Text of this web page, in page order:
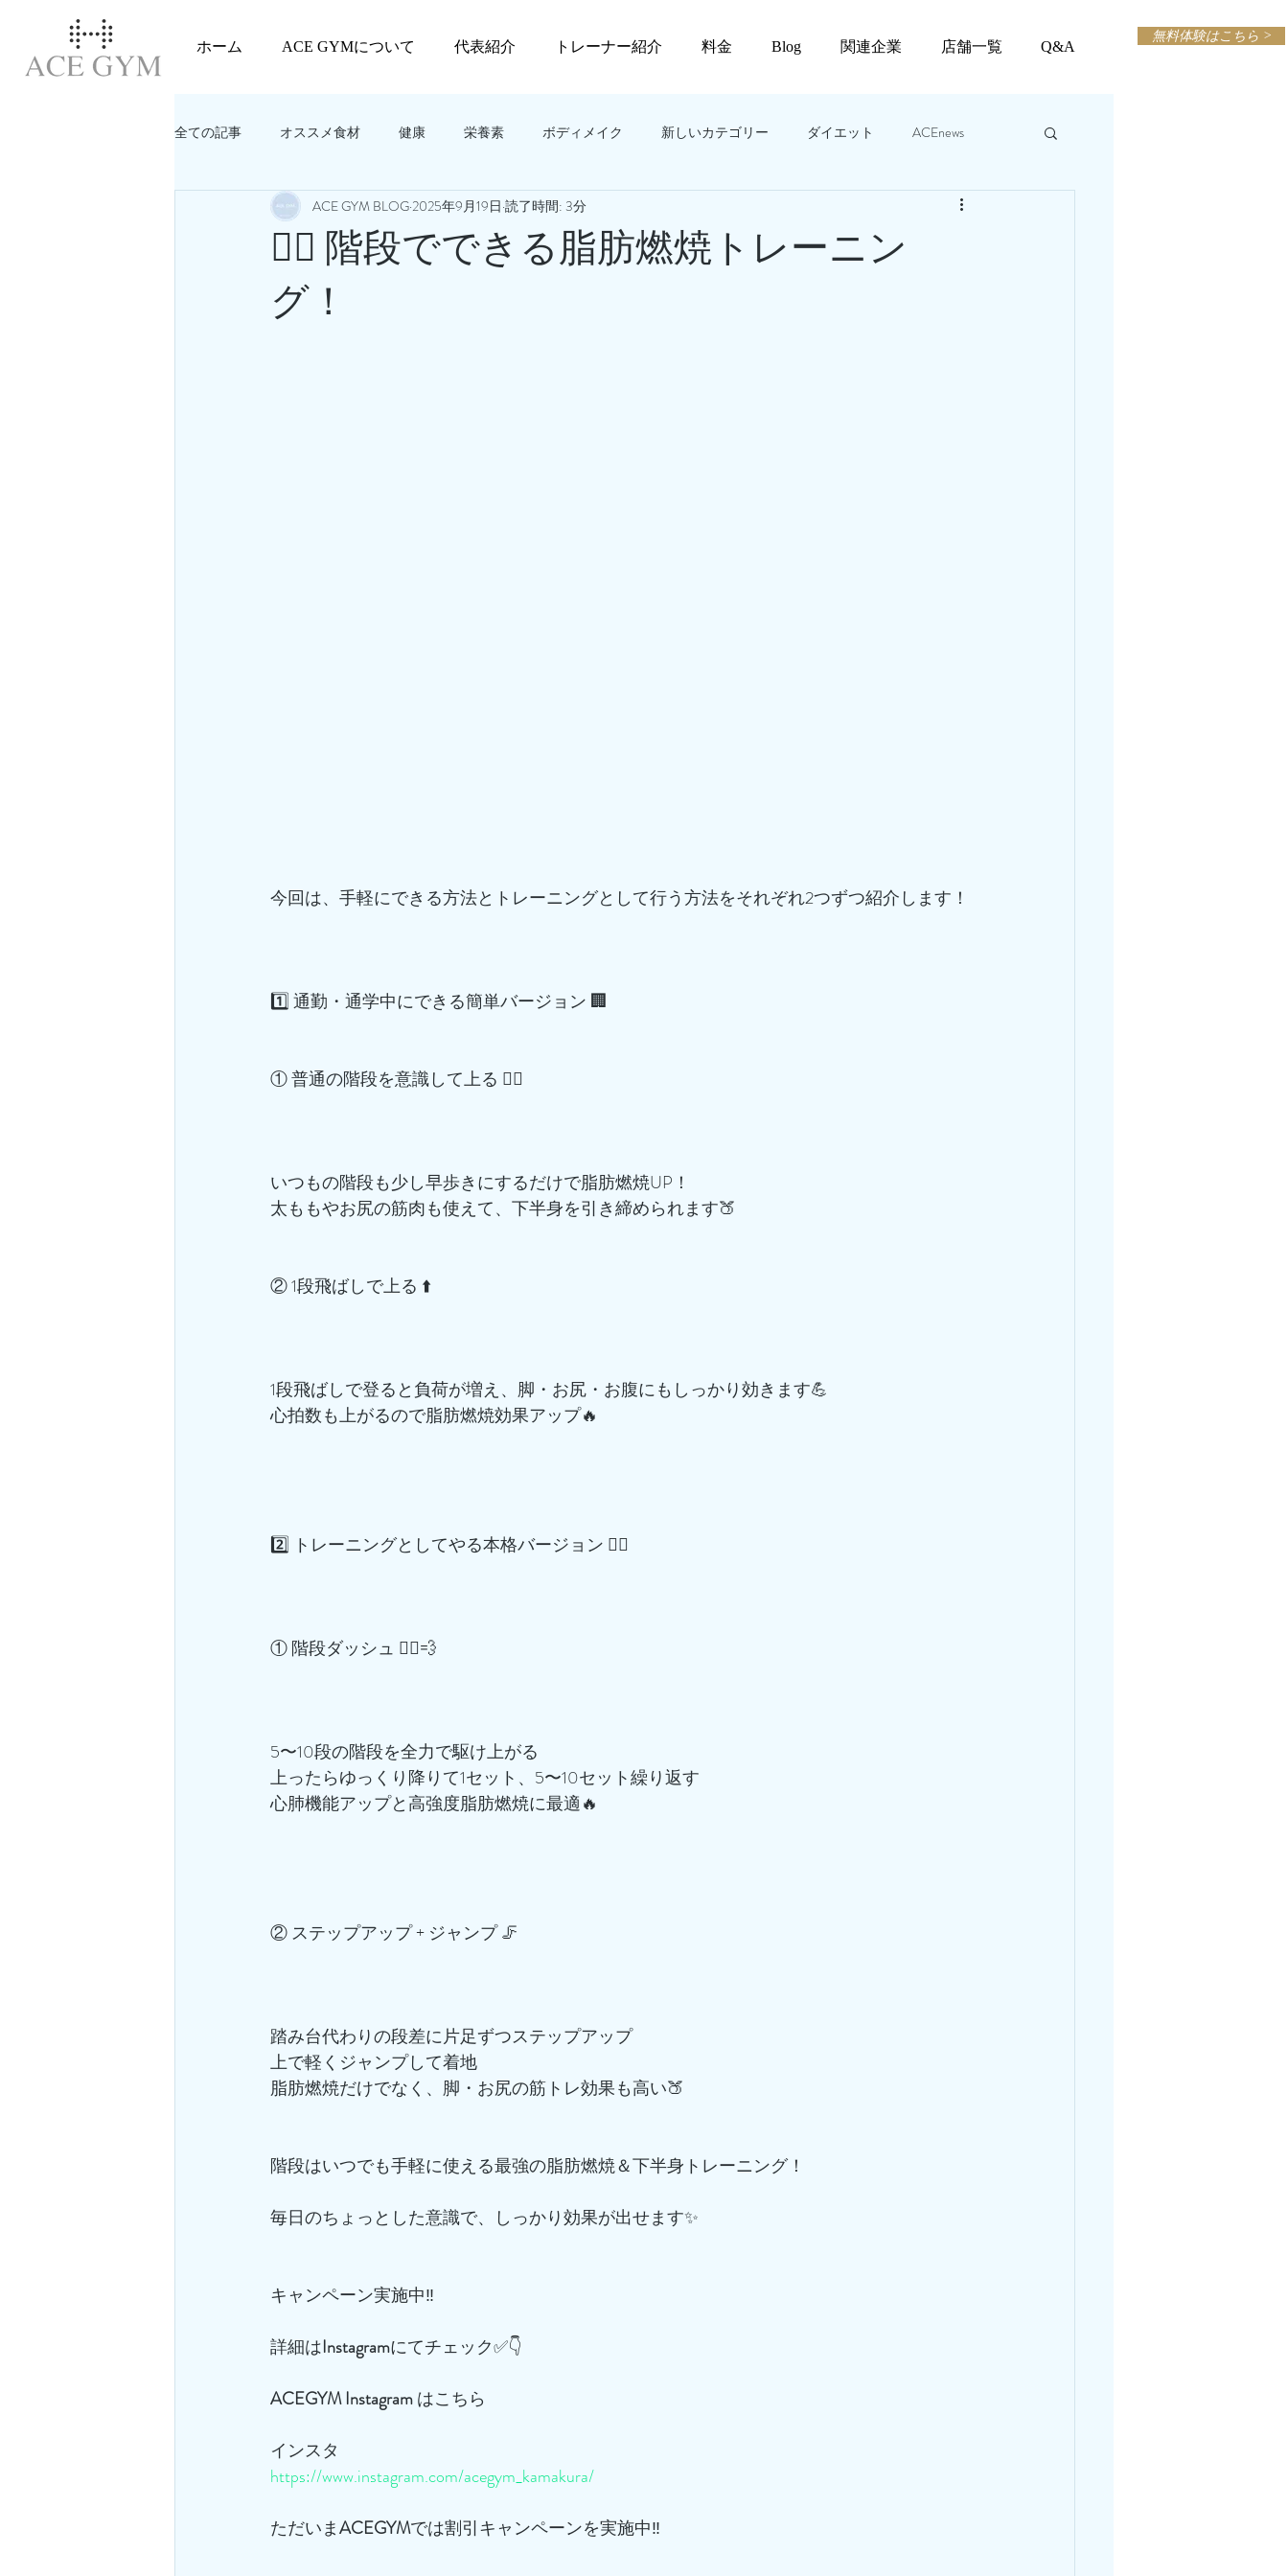
ホーム ACE GYMについて 代表紹介 トレーナー紹介 料金 Blog 関連企業 店舗一覧 Q&A
無料体験はこちら >
全ての記事 オススメ食材 健康 栄養素 ボディメイク 新しいカテゴリー ダイエット ACEnews
教えてACEGYM‼️ 美容
🏃‍♂️ 階段でできる脂肪燃焼トレーニン
グ！
ACE GYM BLOG 2025年9月19日 読了時間: 3分
今回は、手軽にできる方法とトレーニングとして行う方法をそれぞれ2つずつ紹介します！
1️⃣ 通勤・通学中にできる簡単バージョン 🏢
① 普通の階段を意識して上る 🚶‍♂️
いつもの階段も少し早歩きにするだけで脂肪燃焼UP！
太ももやお尻の筋肉も使えて、下半身を引き締められます🍑
② 1段飛ばしで上る ⬆️
1段飛ばしで登ると負荷が増え、脚・お尻・お腹にもしっかり効きます💪
心拍数も上がるので脂肪燃焼効果アップ🔥
2️⃣ トレーニングとしてやる本格バージョン 🏋️‍♂️
① 階段ダッシュ 🏃‍♂️💨
5〜10段の階段を全力で駆け上がる
上ったらゆっくり降りて1セット、5〜10セット繰り返す
心肺機能アップと高強度脂肪燃焼に最適🔥
② ステップアップ + ジャンプ 🦵
踏み台代わりの段差に片足ずつステップアップ
上で軽くジャンプして着地
脂肪燃焼だけでなく、脚・お尻の筋トレ効果も高い🍑
階段はいつでも手軽に使える最強の脂肪燃焼＆下半身トレーニング！
毎日のちょっとした意識で、しっかり効果が出せます✨
キャンペーン実施中‼️
詳細はInstagramにてチェック✅👇
ACEGYM Instagram はこちら
インスタ
https://www.instagram.com/acegym_kamakura/
ただいまACEGYMでは割引キャンペーンを実施中‼️